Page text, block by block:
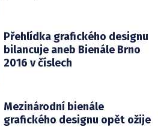
Přehlídka grafického designu
bilancuje aneb Bienále Brno
2016 v číslech
Mezinárodní bienále
grafického designu opět ožije